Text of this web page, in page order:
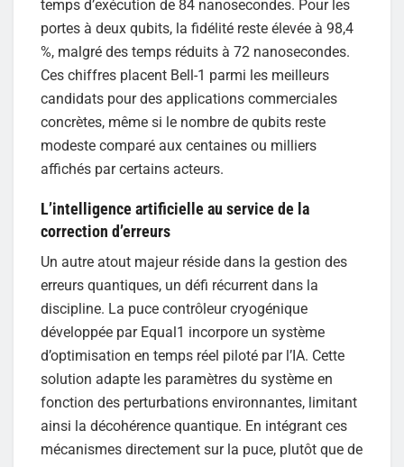
temps d’exécution de 84 nanosecondes. Pour les
portes à deux qubits, la fidélité reste élevée à 98,4
%, malgré des temps réduits à 72 nanosecondes.
Ces chiffres placent Bell-1 parmi les meilleurs
candidats pour des applications commerciales
concrètes, même si le nombre de qubits reste
modeste comparé aux centaines ou milliers
affichés par certains acteurs.
L’intelligence artificielle au service de la
correction d’erreurs
Un autre atout majeur réside dans la gestion des
erreurs quantiques, un défi récurrent dans la
discipline. La puce contrôleur cryogénique
développée par Equal1 incorpore un système
d’optimisation en temps réel piloté par l’IA. Cette
solution adapte les paramètres du système en
fonction des perturbations environnantes, limitant
ainsi la décohérence quantique. En intégrant ces
mécanismes directement sur la puce, plutôt que de